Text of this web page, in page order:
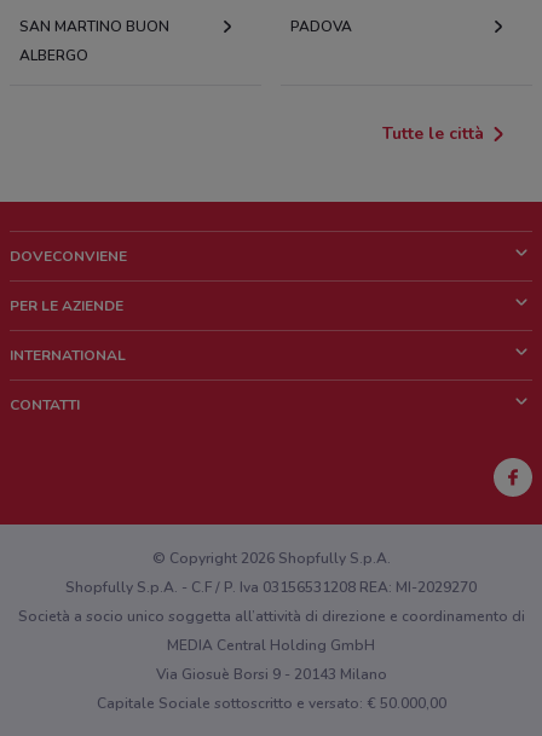
SAN MARTINO BUON
ALBERGO
PADOVA
Tutte le città
DOVECONVIENE
Chi siamo
Lavora con noi
PER LE AZIENDE
Richieste commerciali e marketing
INTERNATIONAL
CONTATTI
Hai un malfunzionamento sul web o sull'app?
© Copyright 2026 Shopfully S.p.A.
Shopfully S.p.A. - C.F / P. Iva 03156531208 REA: MI-2029270
Società a socio unico soggetta all’attività di direzione e coordinamento di
MEDIA Central Holding GmbH
Via Giosuè Borsi 9 - 20143 Milano
Capitale Sociale sottoscritto e versato: € 50.000,00